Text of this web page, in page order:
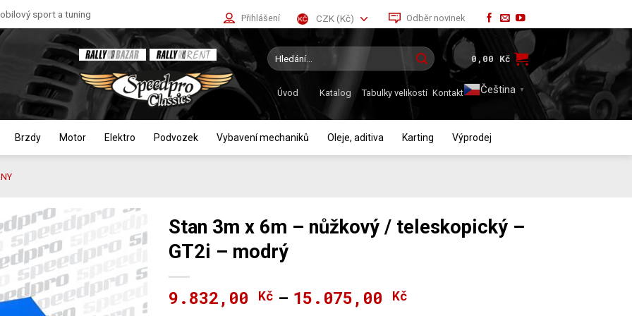
sport a tuning Přihlášení CZK (Kč) Odběr novinek
Hledat:
0,00 Kč
Úvod Katalog Tabulky velikostí Kontakt Čeština‎ ▼
Brzdy Motor Elektro Podvozek Vybavení mechaniků Oleje, aditiva Karting Výprodej
Stan 3m x 6m – nůžkový / teleskopický –
GT2i – modrý
9.832,00 Kč – 15.075,00 Kč